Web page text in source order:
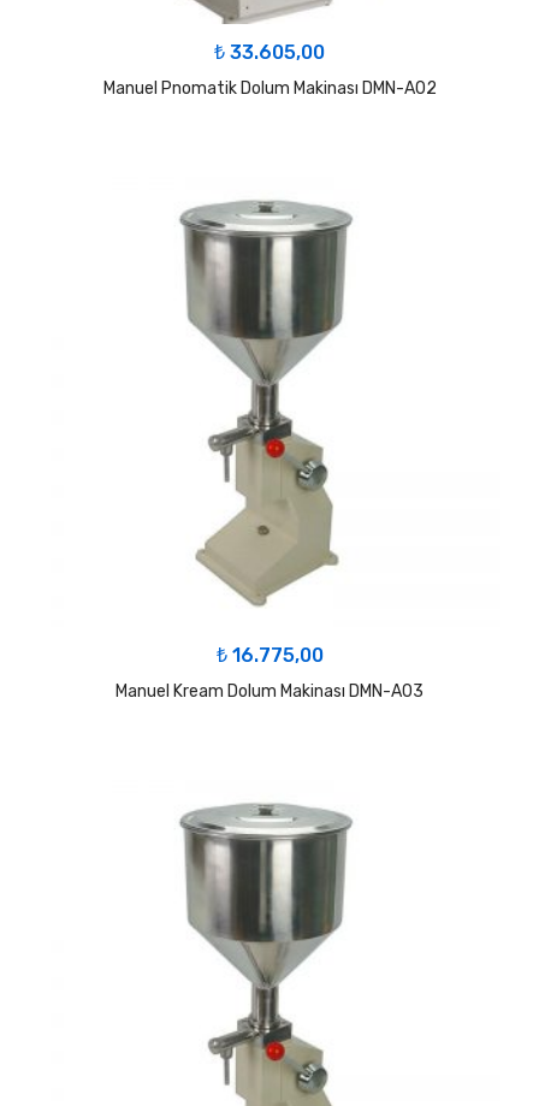
₺ 33.605,00
Manuel Pnomatik Dolum Makinası DMN-A02
₺16.775,00
Manuel Kream Dolum Makinası DMN-A03